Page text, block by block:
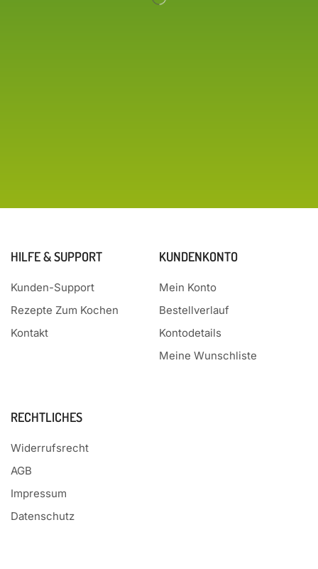
HILFE & SUPPORT
Kunden-Support
Rezepte Zum Kochen
Kontakt
KUNDENKONTO
Mein Konto
Bestellverlauf
Kontodetails
Meine Wunschliste
RECHTLICHES
Widerrufsrecht
AGB
Impressum
Datenschutz